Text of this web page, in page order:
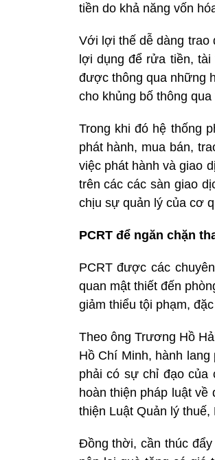
tiền do khả năng vốn
Với lợi thế dễ dàng trao
lợi dụng để rửa tiền, tài
được thông qua những
cho khủng bố thông
Trong khi đó hệ thống
phát hành, mua bán,
việc phát hành và giao
trên các các sàn giao
chịu sự quản lý của cơ
PCRT để ngăn chặn
PCRT được các
quan mật thiết đến
giảm thiểu tội phạm,
Theo ông Trương Hồ
Hồ Chí Minh, hành
phải có sự chỉ đạo của
hoàn thiện pháp luật về
thiện Luật Quản lý
Đồng thời, cần thúc